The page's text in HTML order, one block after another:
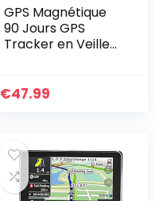
GPS Magnétique
90 Jours GPS
Tracker en Veille
Traqueur Locator
€47.99